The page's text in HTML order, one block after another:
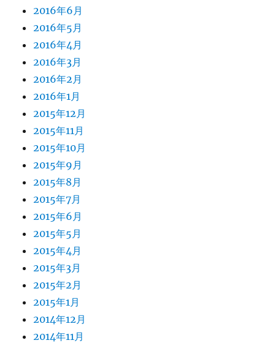
2016年6月
2016年5月
2016年4月
2016年3月
2016年2月
2016年1月
2015年12月
2015年11月
2015年10月
2015年9月
2015年8月
2015年7月
2015年6月
2015年5月
2015年4月
2015年3月
2015年2月
2015年1月
2014年12月
2014年11月